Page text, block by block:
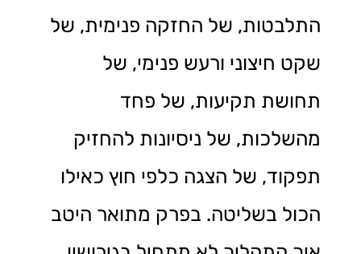
התלבטות, של החזקה פנימית, של
שקט חיצוני ורעש פנימי, של
תחושת תקיעות, של פחד
מהשלכות, של ניסיונות להחזיק
תפקוד, של הצגה כלפי חוץ כאילו
הכול בשליטה. בפרק מתואר היטב